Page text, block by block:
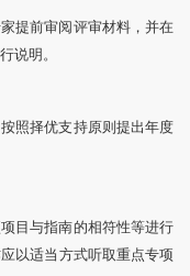
提前审阅评审材料，并在
说明。
照择优支持原则提出年度
目与指南的相符性等进行
以适当方式听取重点专项